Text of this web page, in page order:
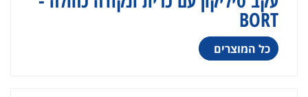
BORT
כל המוצרים